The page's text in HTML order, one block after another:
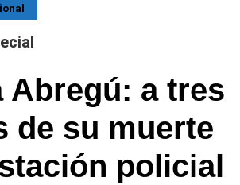
Abregú: a tres
de su muerte
policial